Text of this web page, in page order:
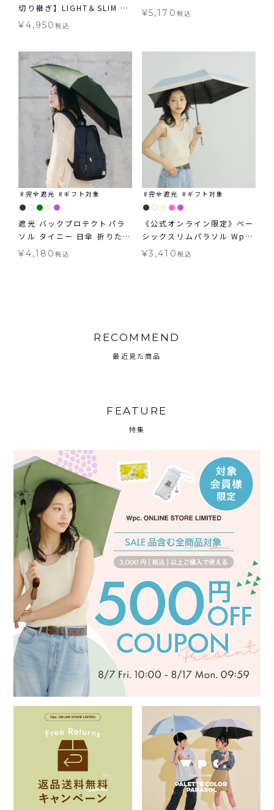
切り継ぎ】LIGHT＆SLIM ラ
イト＆スリム 軽量 日傘 折り
¥4,950税込
用 送料無料 ギフト対象
¥5,170 税込
完全遮光 ギフト対象
遮光 バックプロテクトパラ
ソル タイニー 日傘 折りたた
み ギフト対象 晴雨兼用
¥4,180税込
完全遮光 ギフト対象
《公式オンライン限定》ベー
シックスリムパラソル Wpc.
ギフト対象 日傘 折りたたみ
¥3,410 税込
RECOMMEND
最近見た商品
FEATURE
特集